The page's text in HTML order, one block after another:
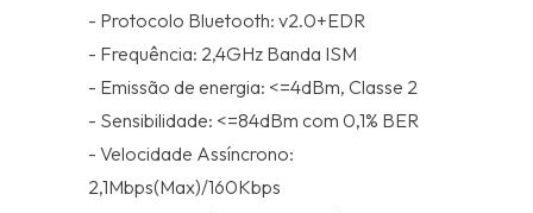
- Protocolo Bluetooth: v2.0+EDR
- Frequência: 2,4GHz Banda ISM
- Emissão de energia: <=4dBm, Classe 2
- Sensibilidade: <=84dBm com 0,1% BER
- Velocidade Assíncrono:
2,1Mbps(Max)/160Kbps